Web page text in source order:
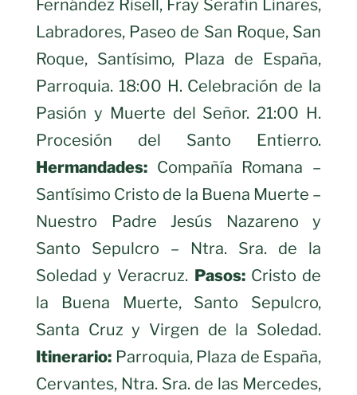
Fernández Risell, Fray Serafín Linares,
Labradores, Paseo de San Roque, San
Roque, Santísimo, Plaza de España,
Parroquia. 18:00 H. Celebración de la
Pasión y Muerte del Señor. 21:00 H.
Procesión del Santo Entierro.
Hermandades: Compañía Romana –
Santísimo Cristo de la Buena Muerte –
Nuestro Padre Jesús Nazareno y
Santo Sepulcro – Ntra. Sra. de la
Soledad y Veracruz. Pasos: Cristo de
la Buena Muerte, Santo Sepulcro,
Santa Cruz y Virgen de la Soledad.
Itinerario: Parroquia, Plaza de España,
Cervantes, Ntra. Sra. de las Mercedes,